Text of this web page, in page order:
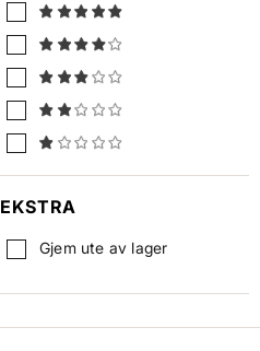
EKSTRA
Gjem ute av lager